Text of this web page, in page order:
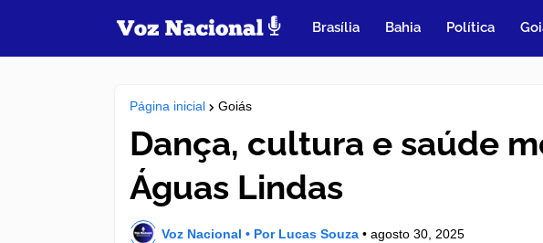
Brasília Bahia Política
Página inicial Goiás
Dança, cultura e saúde
Águas Lindas
Voz Nacional • Por Lucas Souza • agosto 30, 2025